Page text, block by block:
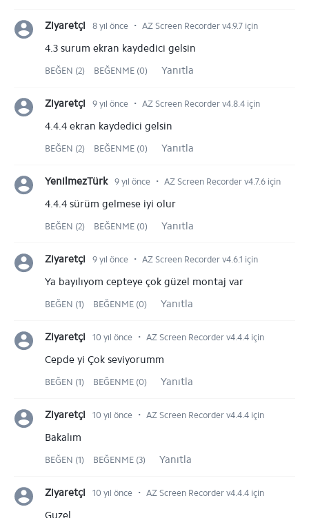
Ziyaretçi 8 yıl önce ⋅ AZ Screen Recorder v4.9.7 için
4.3 surum ekran kaydedici gelsin
BEĞEN (2) BEĞENME (0) Yanıtla
Ziyaretçi 9 yıl önce ⋅ AZ Screen Recorder v4.8.4 için
4.4.4 ekran kaydedici gelsin
BEĞEN (2) BEĞENME (0) Yanıtla
YenilmezTürk 9 yıl önce ⋅ AZ Screen Recorder v4.7.6 için
4.4.4 sürüm gelmese iyi olur
BEĞEN (2) BEĞENME (0) Yanıtla
Ziyaretçi 9 yıl önce ⋅ AZ Screen Recorder v4.6.1 için
Ya bayılıyom cepteye çok güzel montaj var
BEĞEN (1) BEĞENME (0) Yanıtla
Ziyaretçi 10 yıl önce ⋅ AZ Screen Recorder v4.4.4 için
Cepde yi Çok seviyorumm
BEĞEN (1) BEĞENME (0) Yanıtla
Ziyaretçi 10 yıl önce ⋅ AZ Screen Recorder v4.4.4 için
Bakalım
BEĞEN (1) BEĞENME (3) Yanıtla
Ziyaretçi 10 yıl önce ⋅ AZ Screen Recorder v4.4.4 için
Guzel